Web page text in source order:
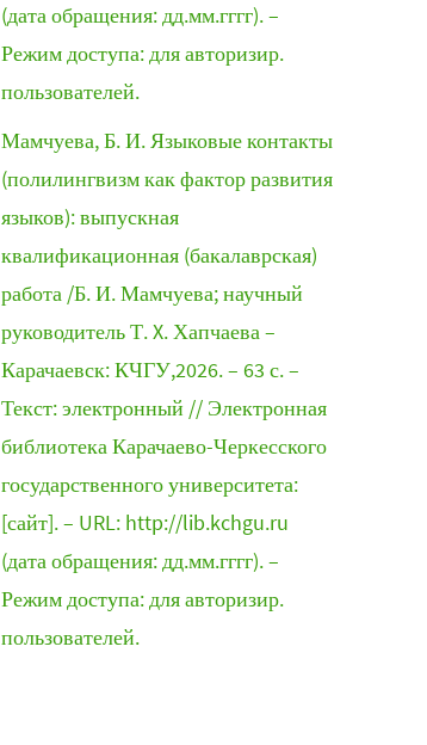
(дата обращения: дд.мм.гггг). –
Режим доступа: для авторизир.
пользователей.
Мамчуева, Б. И. Языковые контакты
(полилингвизм как фактор развития
языков): выпускная
квалификационная (бакалаврская)
работа /Б. И. Мамчуева; научный
руководитель Т. X. Хапчаева –
Карачаевск: КЧГУ,2026. – 63 с. –
Текст: электронный // Электронная
библиотека Карачаево-Черкесского
государственного университета:
[сайт]. – URL: http://lib.kchgu.ru
(дата обращения: дд.мм.гггг). –
Режим доступа: для авторизир.
пользователей.